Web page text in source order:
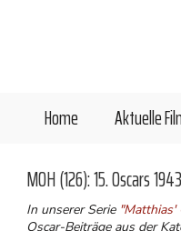
Home Aktuelle
MOH (126): 15. Oscars
In unserer Serie "Matthias'
Oscar-Beiträge aus der